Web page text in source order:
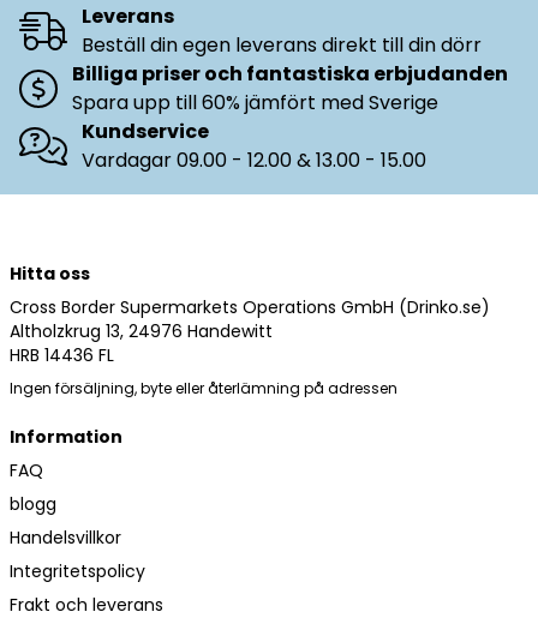
Leverans
Beställ din egen leverans direkt till din dörr
Billiga priser och fantastiska erbjudanden
Spara upp till 60% jämfört med Sverige
Kundservice
Vardagar 09.00 - 12.00 & 13.00 - 15.00
Hitta oss
Cross Border Supermarkets Operations GmbH (Drinko.se)
Altholzkrug 13, 24976 Handewitt
HRB 14436 FL
Ingen försäljning, byte eller återlämning på adressen
Information
FAQ
blogg
Handelsvillkor
Integritetspolicy
Frakt och leverans